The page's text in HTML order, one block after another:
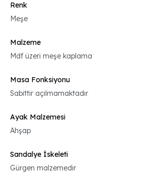
Renk
Meşe
Malzeme
Mdf üzeri meşe kaplama
Masa Fonksiyonu
Sabittir açılmamaktadır
Ayak Malzemesi
Ahşap
Sandalye İskeleti
Gürgen malzemedir